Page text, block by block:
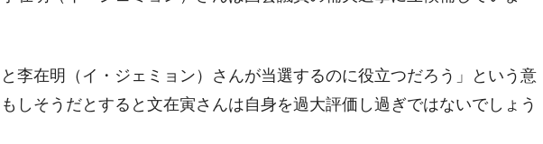
と李在明（イ・ジェミョン）さんが当選するのに役立つだろう」という意
しそうだとすると文在寅さんは自身を過大評価し過ぎではないでしょう